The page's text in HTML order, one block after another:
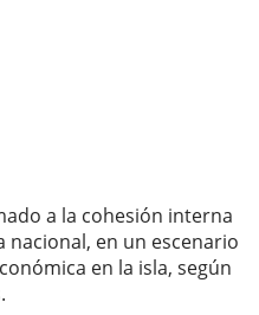
a la cohesión interna
nacional, en un escenario
en la isla, según